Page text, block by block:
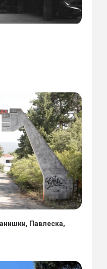
Павлеска,